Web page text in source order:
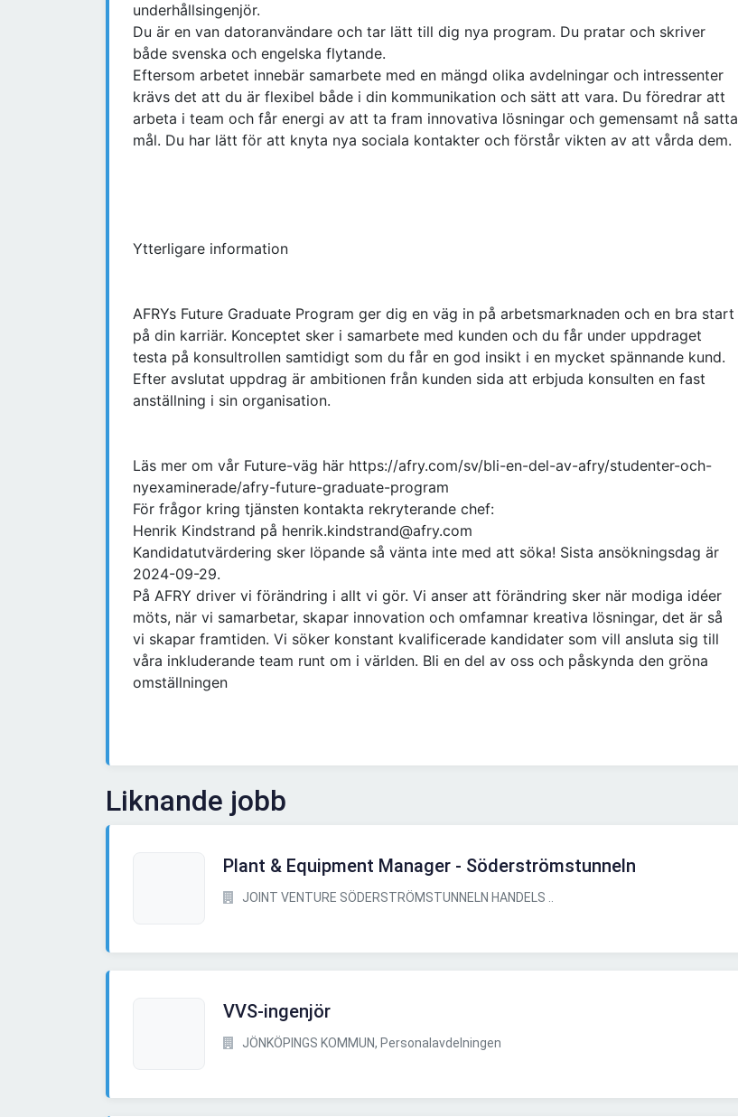
underhållsingenjör.
Du är en van datoranvändare och tar lätt till dig nya program. Du pratar och skriver
både svenska och engelska flytande.
Eftersom arbetet innebär samarbete med en mängd olika avdelningar och intressenter
krävs det att du är flexibel både i din kommunikation och sätt att vara. Du föredrar att
arbeta i team och får energi av att ta fram innovativa lösningar och gemensamt nå satta
mål. Du har lätt för att knyta nya sociala kontakter och förstår vikten av att vårda dem.
Ytterligare information
AFRYs Future Graduate Program ger dig en väg in på arbetsmarknaden och en bra start
på din karriär. Konceptet sker i samarbete med kunden och du får under uppdraget
testa på konsultrollen samtidigt som du får en god insikt i en mycket spännande kund.
Efter avslutat uppdrag är ambitionen från kunden sida att erbjuda konsulten en fast
anställning i sin organisation.
Läs mer om vår Future-väg här https://afry.com/sv/bli-en-del-av-afry/studenter-och-
nyexaminerade/afry-future-graduate-program
För frågor kring tjänsten kontakta rekryterande chef:
Henrik Kindstrand på henrik.kindstrand@afry.com
Kandidatutvärdering sker löpande så vänta inte med att söka! Sista ansökningsdag är
2024-09-29.
På AFRY driver vi förändring i allt vi gör. Vi anser att förändring sker när modiga idéer
möts, när vi samarbetar, skapar innovation och omfamnar kreativa lösningar, det är så
vi skapar framtiden. Vi söker konstant kvalificerade kandidater som vill ansluta sig till
våra inkluderande team runt om i världen. Bli en del av oss och påskynda den gröna
omställningen
Liknande jobb
Plant & Equipment Manager - Söderströmstunneln
JOINT VENTURE SÖDERSTRÖMSTUNNELN HANDELS ..
VVS-ingenjör
JÖNKÖPINGS KOMMUN, Personalavdelningen